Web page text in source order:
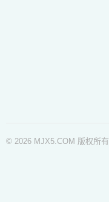
© 2026 MJX5.COM 版权所有